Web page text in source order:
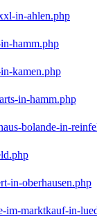
in-ahlen.php
hamm.php
kamen.php
in-hamm.php
bolande-in-
in-oberhausen.php
im-marktkauf-in-